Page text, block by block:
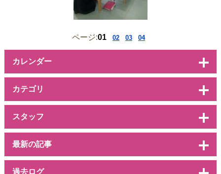
ページ:01 02 03 04
カレンダー
カテゴリ
スタッフ
最新の記事
過去ログ